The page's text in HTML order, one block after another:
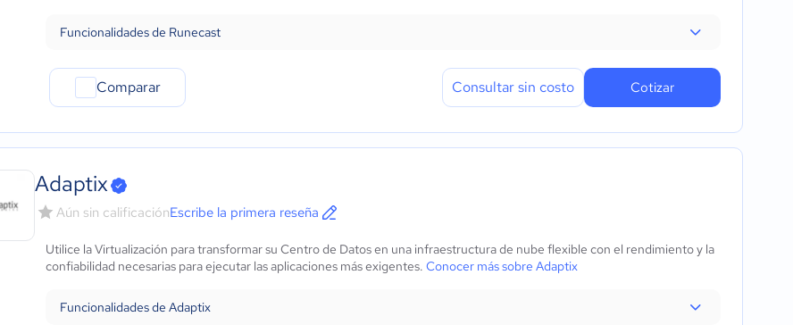
Gobierno
Marketing y Comunicación
Automotriz
Comercio Electrónico
Ventas y servicios
Tecnología
Recursos Humanos
Funcionalidades de Runecast
Comparar Consultar sin costo Cotizar
Adaptix
Aún sin calificaciónEscribe la primera reseña
Utilice la Virtualización para transformar su Centro de Datos en una infraestructura de nube flexible con el rendimiento y la
confiabilidad necesarias para ejecutar las aplicaciones más exigentes. Conocer más sobre Adaptix
Funcionalidades de Adaptix